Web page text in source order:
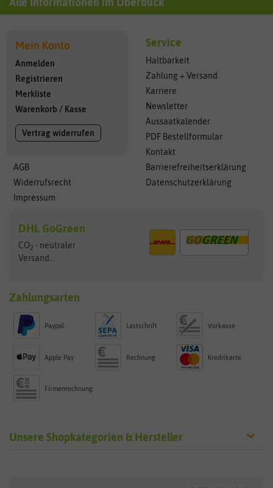
Mein Konto
Anmelden
Registrieren
Merkliste
Warenkorb / Kasse
Vertrag widerrufen
AGB
Widerrufsrecht
Impressum
Service
Haltbarkeit
Zahlung + Versand
Karriere
Newsletter
Aussaatkalender
PDF Bestellformular
Kontakt
Barrierefreiheitserklärung
Datenschutzerklärung
DHL GoGreen
CO2 - neutraler
Versand...
Zahlungsarten
Paypal Lastschrift Vorkasse
Apple Pay Rechnung Kreditkarte
Firmenrechnung
Unsere Shopkategorien & Hersteller